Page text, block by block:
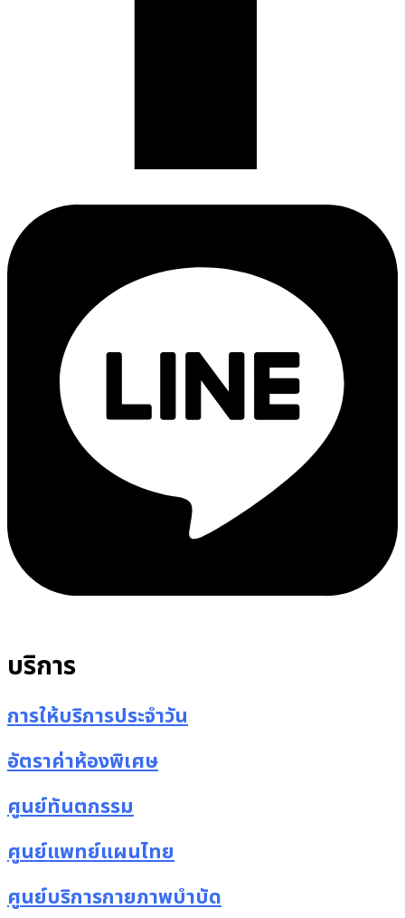
บริการ
การให้บริการประจำวัน
อัตราค่าห้องพิเศษ
ศูนย์ทันตกรรม
ศูนย์แพทย์แผนไทย
ศูนย์บริการกายภาพบำบัด